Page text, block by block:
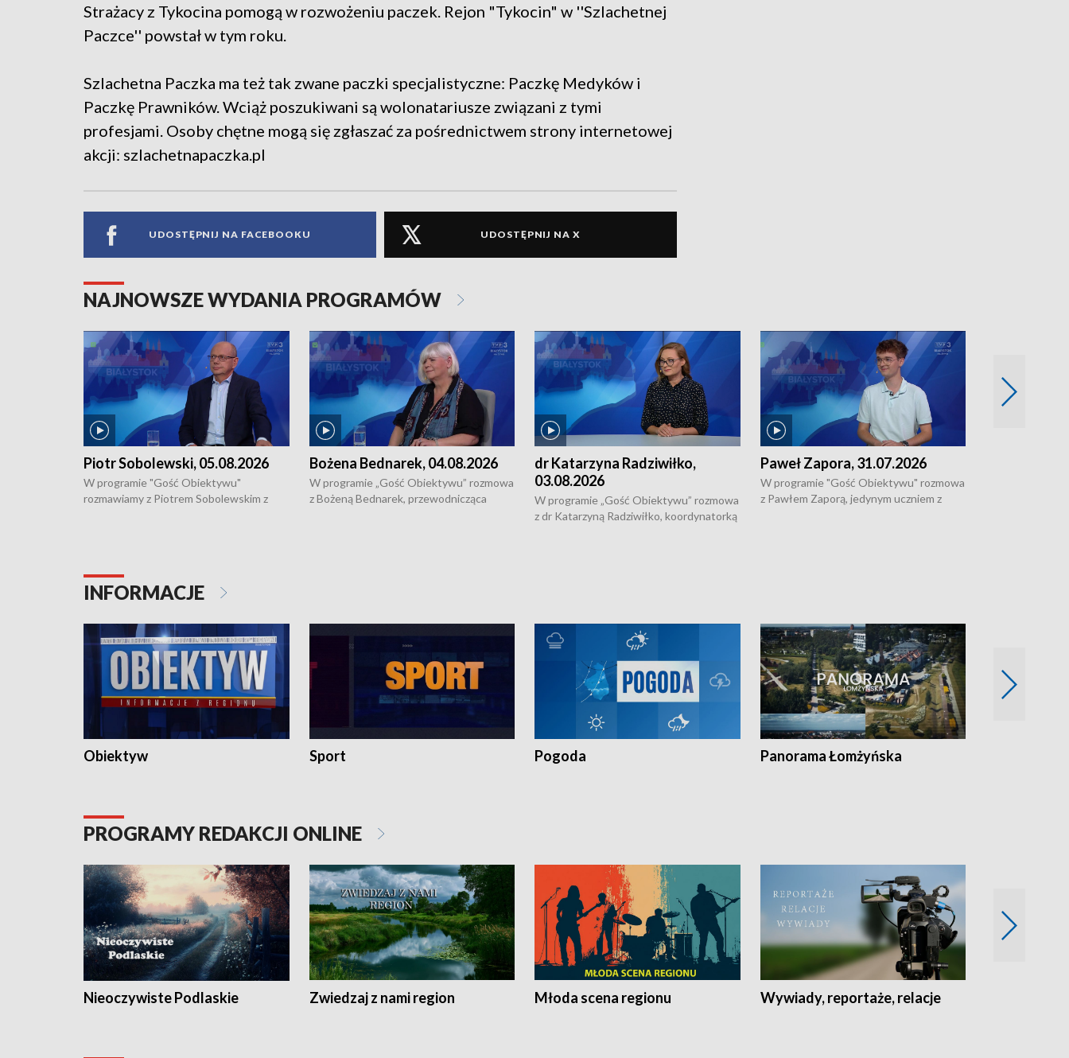
Strażacy z Tykocina pomogą w rozwożeniu paczek. Rejon "Tykocin" w ''Szlachetnej
Paczce'' powstał w tym roku.
Szlachetna Paczka ma też tak zwane paczki specjalistyczne: Paczkę Medyków i
Paczkę Prawników. Wciąż poszukiwani są wolonatariusze związani z tymi
profesjami. Osoby chętne mogą się zgłaszać za pośrednictwem strony internetowej
akcji: szlachetnapaczka.pl
UDOSTĘPNIJ NA FACEBOOKU UDOSTĘPNIJ NA X
NAJNOWSZE WYDANIA PROGRAMÓW
Piotr Sobolewski, 05.08.2026
W programie "Gość Obiektywu"
rozmawiamy z Piotrem Sobolewskim z
Bożena Bednarek, 04.08.2026
W programie „Gość Obiektywu” rozmowa
z Bożeną Bednarek, przewodnicząca
dr Katarzyna Radziwiłko,
03.08.2026
W programie „Gość Obiektywu” rozmowa
z dr Katarzyną Radziwiłko, koordynatorką
Paweł Zapora, 31.07.2026
W programie "Gość Obiektywu" rozmowa
z Pawłem Zaporą, jedynym uczniem z
INFORMACJE
Obiektyw Sport Pogoda Panorama Łomżyńska
PROGRAMY REDAKCJI ONLINE
Nieoczywiste Podlaskie Zwiedzaj z nami region Młoda scena regionu Wywiady, reportaże, relacje